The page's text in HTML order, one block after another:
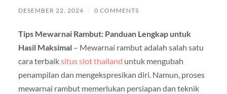
DESEMBER 22, 2024 / 0 COMMENTS
Tips Mewarnai Rambut: Panduan Lengkap untuk
Hasil Maksimal– Mewarnai rambut adalah salah satu
cara terbaiksitus slot thailand untuk mengubah
penampilan dan mengekspresikan diri. Namun, proses
mewarnai rambut memerlukan persiapan dan teknik